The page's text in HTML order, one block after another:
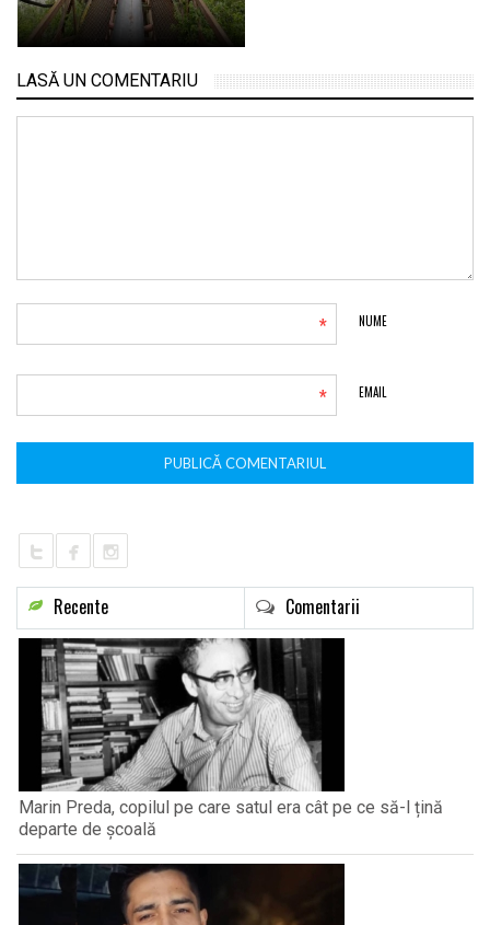
LASĂ UN COMENTARIU
NUME
*
EMAIL
*
Recente Comentarii
Marin Preda, copilul pe care satul era cât pe ce să-l țină
departe de școală